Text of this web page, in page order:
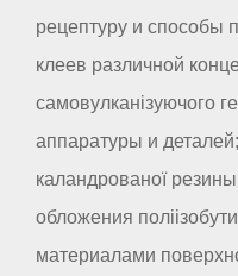
рецептуру и способы
клеев различной
самовулканізуючого
аппаратуры и
каландрованої
обложения
материалами